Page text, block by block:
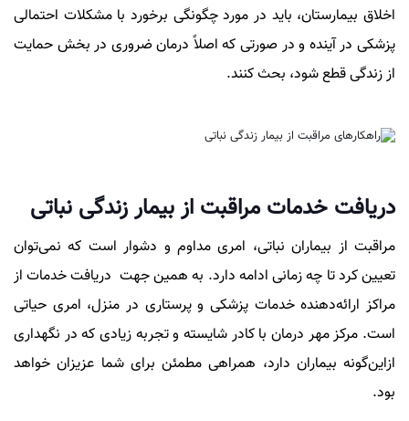
اخلاق بیمارستان، باید در مورد چگونگی برخورد با مشکلات احتمالی
پزشکی در آینده و در صورتی که اصلاً درمان ضروری در بخش حمایت
از زندگی قطع شود، بحث کنند.
دریافت خدمات مراقبت از بیمار زندگی نباتی
مراقبت از بیماران نباتی، امری مداوم و دشوار است که نمی‌توان
تعیین کرد تا چه زمانی ادامه دارد. به همین جهت دریافت خدمات از
مراکز ارائه‌دهنده خدمات پزشکی و پرستاری در منزل، امری حیاتی
است. مرکز مهر درمان با کادر شایسته و تجربه زیادی که در نگهداری
ازاین‌گونه بیماران دارد، همراهی مطمئن برای شما عزیزان خواهد
بود.